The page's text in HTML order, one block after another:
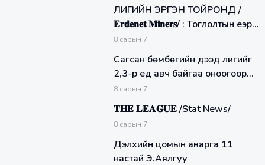
ЛИГИЙН ЭРГЭН ТОЙРОНД /
𝐄𝐫𝐝𝐞𝐧𝐞𝐭 𝐌𝐢𝐧𝐞𝐫𝐬/ : Тоглолтын үеэр
хувилбар хэрхэн явагддаг вэ?
8 сарын 7
Сагсан бөмбөгийн дээд лигийг
2,3-р үед авч байгаа оноогоор
Налайх Бизон баг тэргүүлж байна.
8 сарын 7
𝐓𝐇𝐄 𝐋𝐄𝐀𝐆𝐔𝐄 /Stat News/
8 сарын 7
Дэлхийн цомын аварга 11
настай Э.Аялгуу